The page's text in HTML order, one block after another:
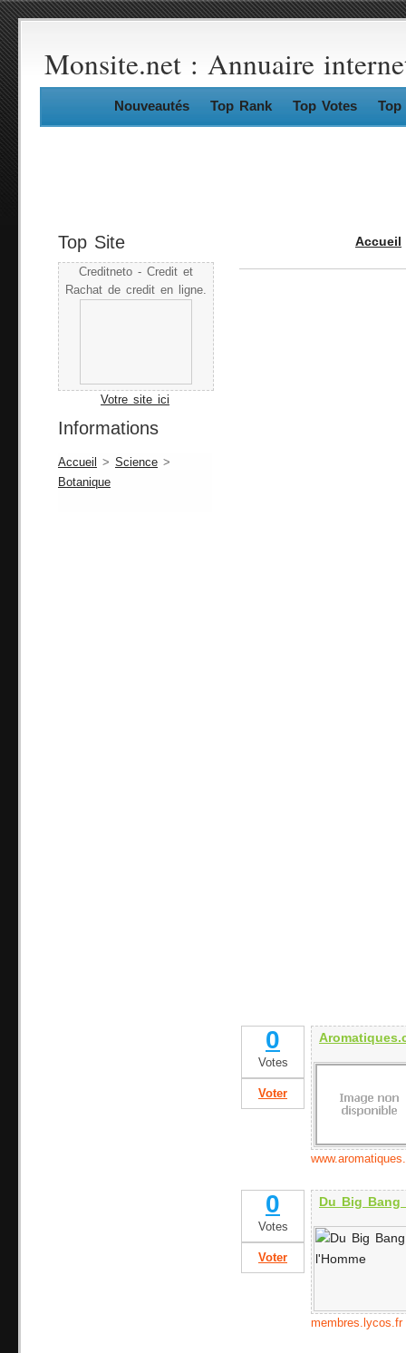
Monsite.net : Annuaire
Nouveautés Top Rank Top Votes Top
Top Site
Creditneto - Credit et
Rachat de credit en ligne.
Votre site ici
Informations
Accueil > Science >
Botanique
Accueil
0
Votes
Voter
0
Votes
Voter
Du Big Bang
membres.lycos.fr